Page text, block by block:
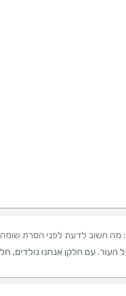
מה חשוב לדעת לפני הסרת
העור. עם חלקן אנחנו נולדים,